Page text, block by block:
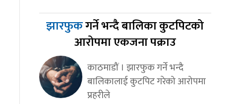
झारफुकगर्ने भन्दै बालिका कुटपिटको
आरोपमा एकजना पक्राउ
काठमाडौं । झारफुक गर्ने भन्दै
बालिकालाई कुटपिट गरेको आरोपमा
प्रहरीले